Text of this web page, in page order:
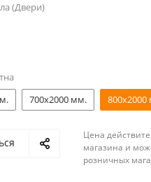
(Двери)
700x2000 мм.
Цена
магазина и
розничных